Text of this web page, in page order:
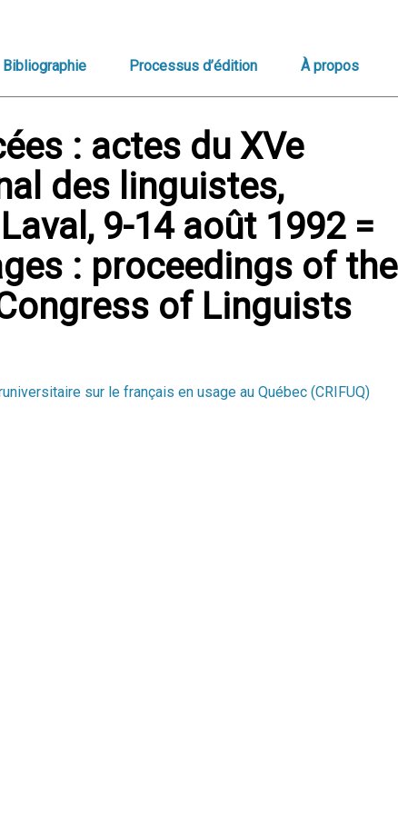
Bibliographie Processus d’édition À propos
: actes du XVe
des linguistes,
9-14 août 1992 =
: proceedings of the
of Linguists
sur le français en usage au Québec (CRIFUQ)